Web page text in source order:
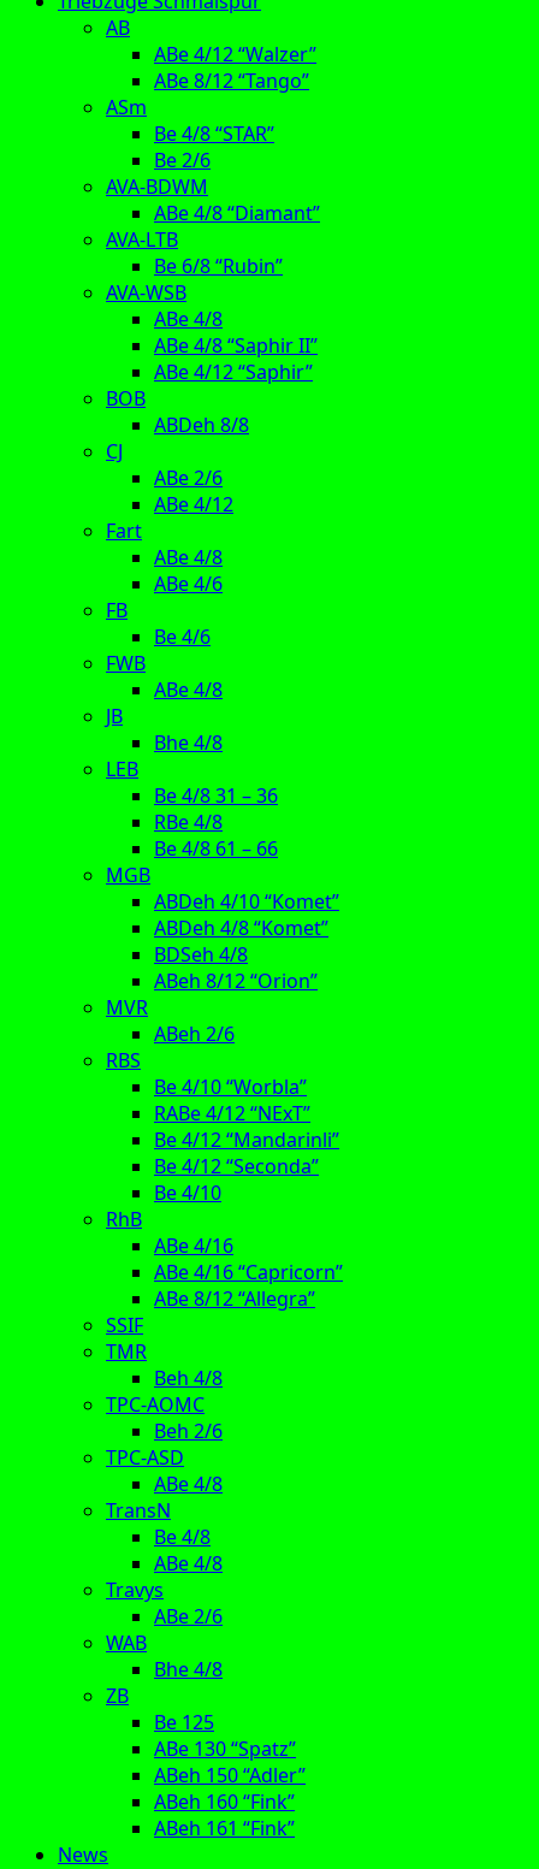
AB
ABe 4/12 “Walzer”
ABe 8/12 “Tango”
ASm
Be 4/8 “STAR”
Be 2/6
AVA-BDWM
ABe 4/8 “Diamant”
AVA-LTB
Be 6/8 “Rubin”
AVA-WSB
ABe 4/8
ABe 4/8 “Saphir II”
ABe 4/12 “Saphir”
BOB
ABDeh 8/8
CJ
ABe 2/6
ABe 4/12
Fart
ABe 4/8
ABe 4/6
FB
Be 4/6
FWB
ABe 4/8
JB
Bhe 4/8
LEB
Be 4/8 31 – 36
RBe 4/8
Be 4/8 61 – 66
MGB
ABDeh 4/10 “Komet”
ABDeh 4/8 “Komet”
BDSeh 4/8
ABeh 8/12 “Orion”
MVR
ABeh 2/6
RBS
Be 4/10 “Worbla”
RABe 4/12 “NExT”
Be 4/12 “Mandarinli”
Be 4/12 “Seconda”
Be 4/10
RhB
ABe 4/16
ABe 4/16 “Capricorn”
ABe 8/12 “Allegra”
SSIF
TMR
Beh 4/8
TPC-AOMC
Beh 2/6
TPC-ASD
ABe 4/8
TransN
Be 4/8
ABe 4/8
Travys
ABe 2/6
WAB
Bhe 4/8
ZB
Be 125
ABe 130 “Spatz”
ABeh 150 “Adler”
ABeh 160 “Fink”
ABeh 161 “Fink”
News